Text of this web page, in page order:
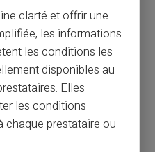
Carte prépayée
mobile avec
les habitudes quotidiennes,
clarté et offrir une
les informations
les conditions les
disponibles au
Elles
les conditions
chaque prestataire ou